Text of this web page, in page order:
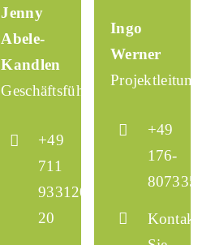
Jenny
Abele-
Kandlen
Geschäftsführerin
+49
711
933120-
20
Ingo
Werner
Projektleitung
+49
176-
80733574